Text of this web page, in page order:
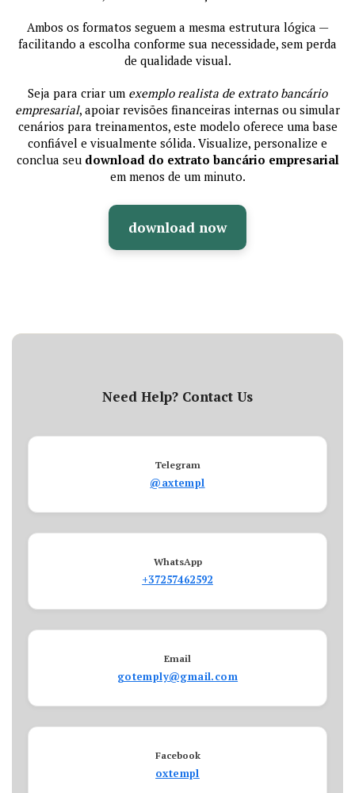
Ambos os formatos seguem a mesma estrutura lógica —
facilitando a escolha conforme sua necessidade, sem perda
de qualidade visual.
Seja para criar um exemplo realista de extrato bancário
empresarial, apoiar revisões financeiras internas ou simular
cenários para treinamentos, este modelo oferece uma base
confiável e visualmente sólida. Visualize, personalize e
conclua seu download do extrato bancário empresarial
em menos de um minuto.
download now
Need Help? Contact Us
Telegram
@axtempl
WhatsApp
+37257462592
Email
gotemply@gmail.com
Facebook
oxtempl